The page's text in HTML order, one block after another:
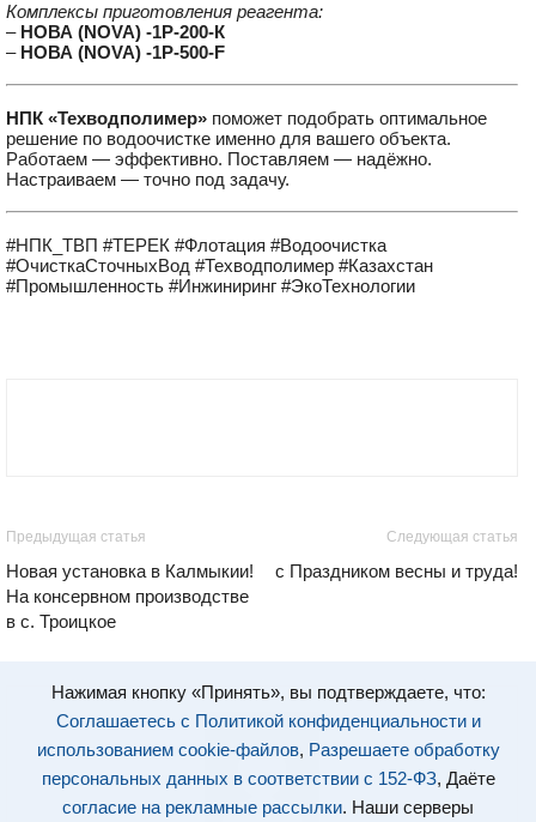
Нажимая кнопку «Принять», вы подтверждаете, что:
Соглашаетесь с Политикой конфиденциальности и
использованием cookie-файлов, Разрешаете обработку
персональных данных в соответствии с 152-ФЗ, Даёте
согласие на рекламные рассылки. Наши серверы
Комплексы приготовления реагента:
– НОВА (NOVA) -1P-200-К
– НОВА (NOVA) -1P-500-F
НПК «Техводполимер» поможет подобрать оптимальное
решение по водоочистке именно для вашего объекта.
Работаем — эффективно. Поставляем — надёжно.
Настраиваем — точно под задачу.
#НПК_ТВП #ТЕРЕК #Флотация #Водоочистка
#ОчисткаСточныхВод #Техводполимер #Казахстан
#Промышленность #Инжиниринг #ЭкоТехнологии
Предыдущая статья
Новая установка в Калмыкии!
На консервном производстве
в с. Троицкое
Следующая статья
с Праздником весны и труда!